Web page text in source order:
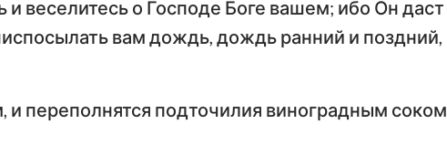
и веселитесь о Господе Боге вашем; ибо Он даст
вам дождь, дождь ранний и поздний,
и переполнятся подточилия виноградным соком